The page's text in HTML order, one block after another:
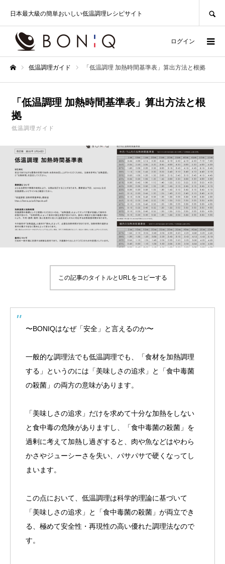
日本最大級の簡単おいしい低温調理レシピサイト
ログイン
低温調理ガイド 「低温調理 加熱時間基準表」算出方法と根拠
「低温調理 加熱時間基準表」算出方法と根
拠
低温調理ガイド
この記事のタイトルとURLをコピーする
〜BONIQはなぜ「安全」と言えるのか〜
一般的な調理法でも低温調理でも、「食材を加熱調理
する」というのには「美味しさの追求」と「食中毒菌
の殺菌」の両方の意味があります。
「美味しさの追求」だけを求めて十分な加熱をしない
と食中毒の危険がありますし、「食中毒菌の殺菌」を
過剰に考えて加熱し過ぎすると、肉や魚などはやわら
かさやジューシーさを失い、パサパサで硬くなってし
まいます。
この点において、低温調理は科学的理論に基づいて
「美味しさの追求」と「食中毒菌の殺菌」が両立でき
る、極めて安全性・再現性の高い優れた調理法なので
す。